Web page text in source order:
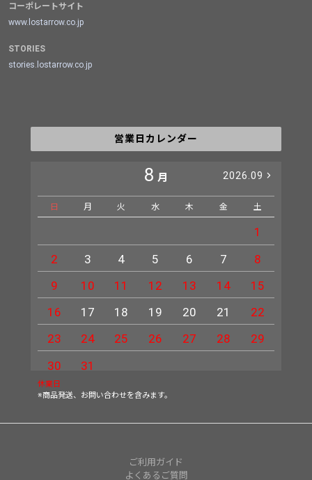
コーポレートサイト
www.lostarrow.co.jp
STORIES
stories.lostarrow.co.jp
営業日カレンダー
8 月 2026.09
日 月 火 水 木 金 土
1
2
3 4 5 6 7
8
9
10 11 12 13 14
15
16
17 18 19 20 21
22
23
24 25 26 27 28
29
30
31
休業日
※商品発送、お問い合わせを含みます。
ご利用ガイド
よくあるご質問